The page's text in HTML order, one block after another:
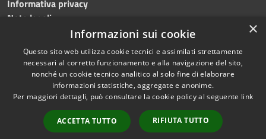
Informativa privacy
Note legali
Dichiarazione di accessibilità
Accessibilità
Copyright © 2026 • Comune di
Bagnoli Irpino • Powered by
Municipium•
Accesso
redazione
×
Informazioni sui cookie
Questo sito web utilizza cookie tecnici e assimilati strettamente
necessari al corretto funzionamento e alla navigazione del sito,
nonché un cookie tecnico analitico al solo fine di elaborare
informazioni statistiche, aggregate e anonime.
Per maggiori dettagli, può consultare la cookie policy al seguente link
ACCETTA TUTTO RIFIUTA TUTTO